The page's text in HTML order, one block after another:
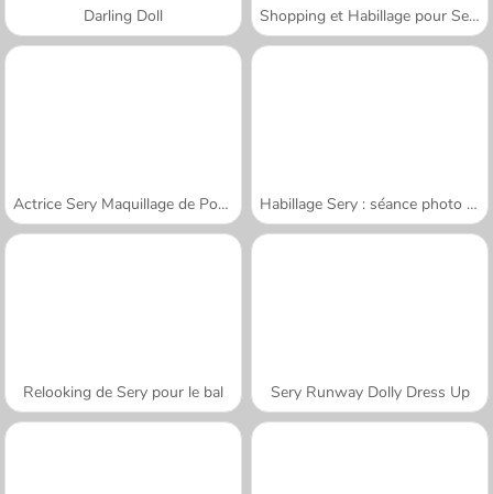
Darling Doll Shopping et Habillage pour Sery
Actrice Sery Maquillage de Poupée Habillage Sery : séance photo magazine
Relooking de Sery pour le bal Sery Runway Dolly Dress Up